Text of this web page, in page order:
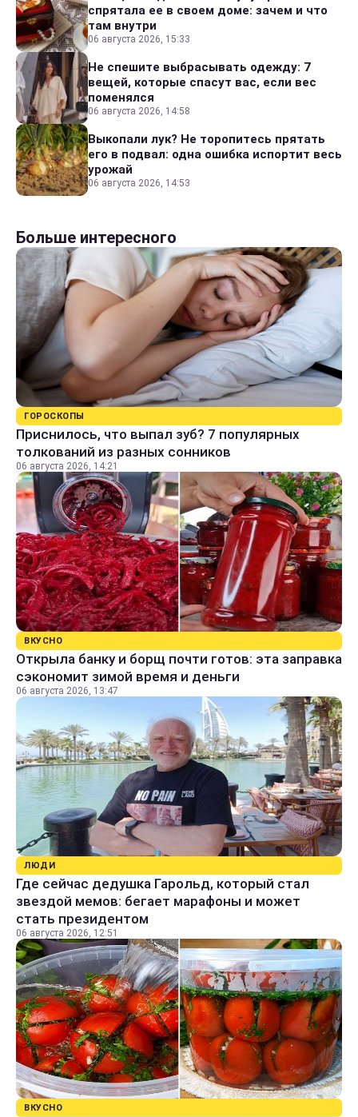
спрятала ее в своем доме: зачем и что
там внутри
06 августа 2026, 15:33
Не спешите выбрасывать одежду: 7
вещей, которые спасут вас, если вес
поменялся
06 августа 2026, 14:58
Выкопали лук? Не торопитесь прятать
его в подвал: одна ошибка испортит весь
урожай
06 августа 2026, 14:53
Больше интересного
ГОРОСКОПЫ
Приснилось, что выпал зуб? 7 популярных
толкований из разных сонников
06 августа 2026, 14:21
ВКУСНО
Открыла банку и борщ почти готов: эта заправка
сэкономит зимой время и деньги
06 августа 2026, 13:47
ЛЮДИ
Где сейчас дедушка Гарольд, который стал
звездой мемов: бегает марафоны и может
стать президентом
06 августа 2026, 12:51
ВКУСНО